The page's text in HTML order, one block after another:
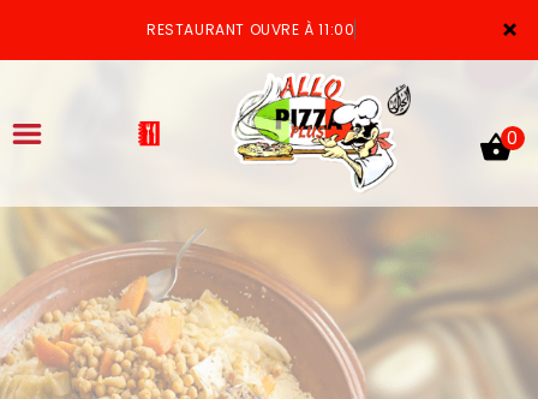
×
RESTAURANT OUVRE À 11:00
ACCUEIL
LA CARTE
VOTRE COMPTE
0